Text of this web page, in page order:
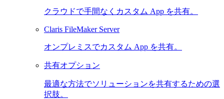
クラウドで手間なくカスタム App を共有。
Claris FileMaker Server
オンプレミスでカスタム App を共有。
共有オプション
最適な方法でソリューションを共有するための選
択肢。